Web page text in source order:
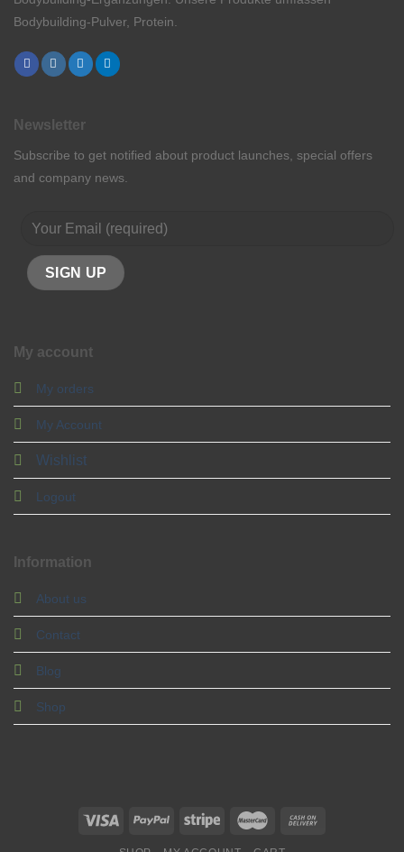
Bodybuilding-Pulver, Protein.
My account
My orders
My Account
Wishlist
Logout
Information
About us
Contact
Blog
Shop
Newsletter
Subscribe to get notified about product launches, special offers
and company news.